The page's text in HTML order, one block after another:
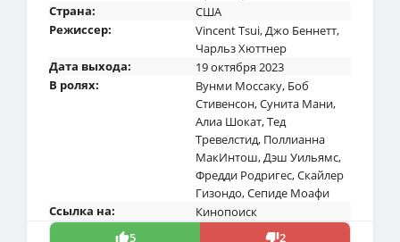
Страна:
США
Режиссер:
Vincent Tsui,Джо Беннетт,
Чарльз Хюттнер
Дата выхода:
19 октября 2023
В ролях:
Вунми Моссаку, Боб
Стивенсон,Сунита Мани,
Алиа Шокат,Тед
Тревелстид, Поллианна
МакИнтош,Дэш Уильямс,
Фредди Родригес,Скайлер
Гизондо,Сепиде Моафи
Ссылка на:
Кинопоиск
5
2